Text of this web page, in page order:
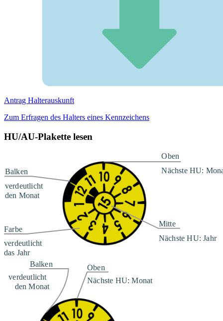
Antrag Halterauskunft
Zum Erfragen des Halters eines Kennzeichens
HU/AU-Plakette lesen